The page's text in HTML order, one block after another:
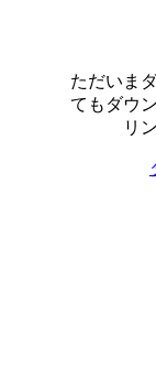
ただいま
てもダウ
リ